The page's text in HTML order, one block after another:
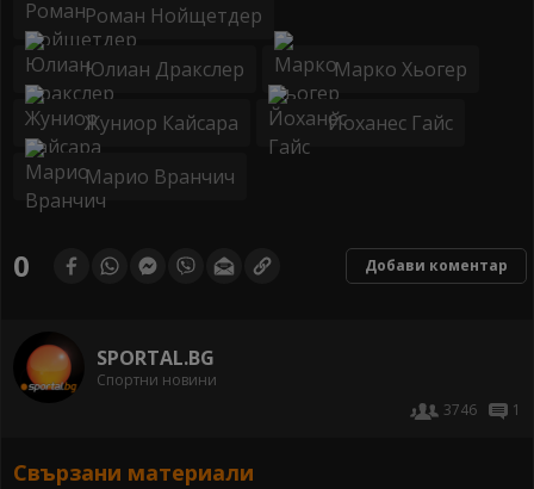
Роман Нойщетдер
Юлиан Дракслер Марко Хьогер
Жуниор Кайсара Йоханес Гайс
Марио Вранчич
0 Добави коментар
SPORTAL.BG
Спортни новини
3746
1
Свързани материали